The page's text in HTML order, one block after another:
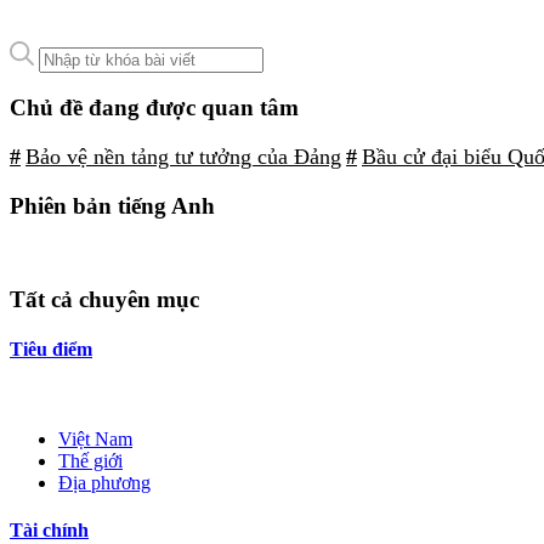
Chủ đề đang được quan tâm
# Bảo vệ nền tảng tư tưởng của Đảng # Bầu cử đại biểu
Phiên bản tiếng Anh
Tất cả chuyên mục
Tiêu điểm
Việt Nam
Thế giới
Địa phương
Tài chính